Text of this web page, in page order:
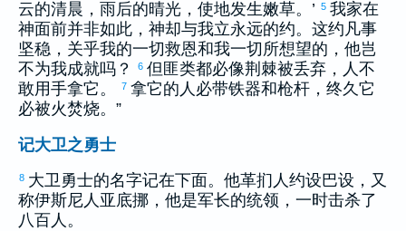
云的清晨，雨后的晴光，使地发生嫩草。’ 5 我家在
神面前并非如此，神却与我立永远的约。这约凡事
坚稳，关乎我的一切救恩和我一切所想望的，他岂
不为我成就吗？
6 但匪类都必像荆棘被丢弃，人不
敢用手拿它。
7 拿它的人必带铁器和枪杆，终久它
必被火焚烧。”
记大卫之勇士
8 大卫勇士的名字记在下面。 他革扪 人约设巴设 ，又
称伊斯尼人 亚底挪 ，他是军长的统领，一时击杀了
八百人。